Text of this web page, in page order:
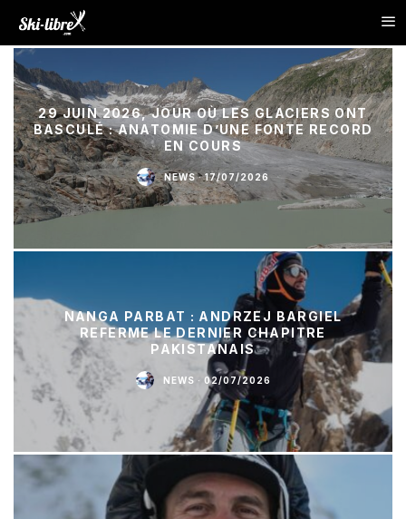
29 JUIN 2026, JOUR OÙ LES GLACIERS ONT
BASCULÉ : ANATOMIE D’UNE FONTE RECORD
EN COURS
NEWS · 17/07/2026
NANGA PARBAT : ANDRZEJ BARGIEL
REFERME LE DERNIER CHAPITRE
PAKISTANAIS
NEWS · 02/07/2026